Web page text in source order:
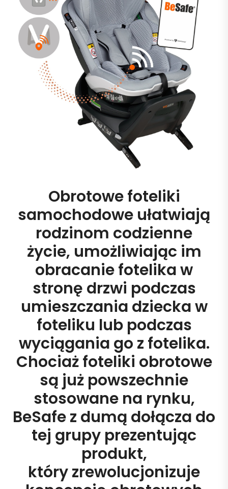
Obrotowe foteliki
samochodowe ułatwiają
rodzinom codzienne
życie, umożliwiając im
obracanie fotelika w
stronę drzwi podczas
umieszczania dziecka w
foteliku lub podczas
wyciągania go z fotelika.
Chociaż foteliki obrotowe
są już powszechnie
stosowane na rynku,
BeSafe z dumą dołącza do
tej grupy prezentując
produkt,
który zrewolucjonizuje